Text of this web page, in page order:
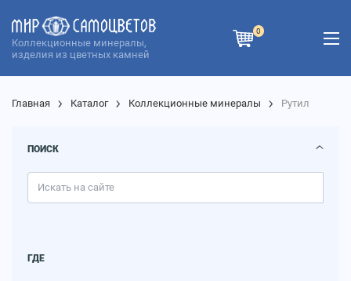
Коллекционные минералы,
изделия из цветных камней
0
Главная Каталог Коллекционные минералы Рутил
ПОИСК
ГДЕ